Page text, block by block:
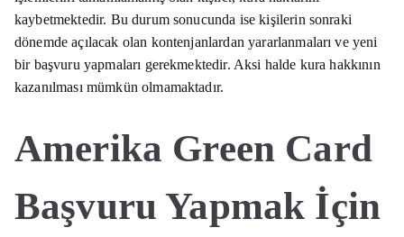
kaybetmektedir. Bu durum sonucunda ise kişilerin sonraki
dönemde açılacak olan kontenjanlardan yararlanmaları ve yeni
bir başvuru yapmaları gerekmektedir. Aksi halde kura hakkının
kazanılması mümkün olmamaktadır.
Amerika Green Card
Başvuru Yapmak İçin